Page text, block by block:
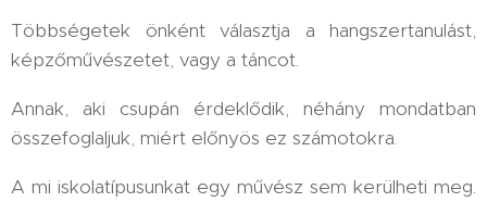
Többségetek önként választja a hangszertanulást,
képzőművészetet, vagy a táncot.
Annak, aki csupán érdeklődik, néhány mondatban
összefoglaljuk, miért előnyös ez számotokra.
A mi iskolatípusunkat egy művész sem kerülheti meg.